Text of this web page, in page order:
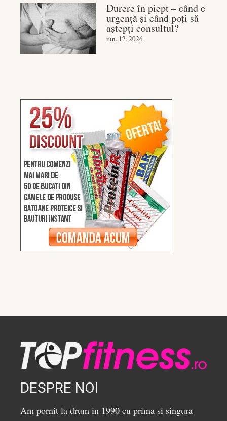
Durere în piept – când e
urgență și când poți să
aștepți consultul?
iun. 12, 2026
DESPRE NOI
Am pornit la drum in 1990 cu prima si singura